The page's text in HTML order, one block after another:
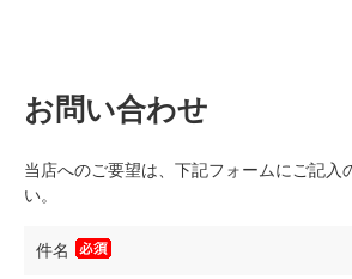
お問い合わせ
当店へのご要望は、下記フォームにご記入
い。
件名